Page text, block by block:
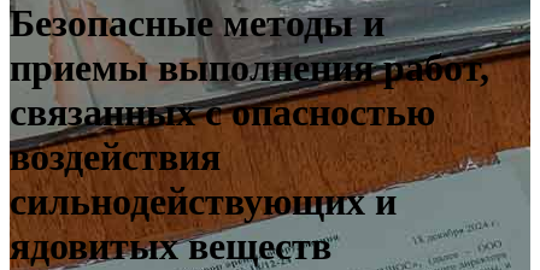
Безопасные методы и
приемы выполнения работ,
связанных с опасностью
воздействия
сильнодействующих и
ядовитых веществ